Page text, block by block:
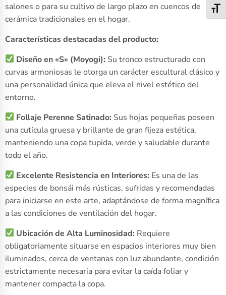
salones o para su cultivo de largo plazo en cuencos de
cerámica tradicionales en el hogar.
Características destacadas del producto:
Diseño en «S» (Moyogi): Su tronco estructurado con
curvas armoniosas le otorga un carácter escultural clásico y
una personalidad única que eleva el nivel estético del
entorno.
Follaje Perenne Satinado: Sus hojas pequeñas poseen
una cutícula gruesa y brillante de gran fijeza estética,
manteniendo una copa tupida, verde y saludable durante
todo el año.
Excelente Resistencia en Interiores: Es una de las
especies de bonsái más rústicas, sufridas y recomendadas
para iniciarse en este arte, adaptándose de forma magnífica
a las condiciones de ventilación del hogar.
Ubicación de Alta Luminosidad: Requiere
obligatoriamente situarse en espacios interiores muy bien
iluminados, cerca de ventanas con luz abundante, condición
estrictamente necesaria para evitar la caída foliar y
mantener compacta la copa.